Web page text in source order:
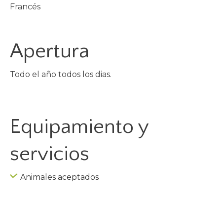
Francés
Apertura
Todo el año todos los dias.
Equipamiento y
servicios
Animales aceptados